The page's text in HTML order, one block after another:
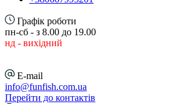
Графік роботи
пн-сб - з 8.00 до 19.00
нд - вихідний
E-mail
info@funfish.com.ua
Перейти до контактів